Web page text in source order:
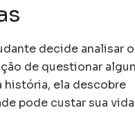
decide analisar o
de questionar
história, ela descobre
pode custar sua